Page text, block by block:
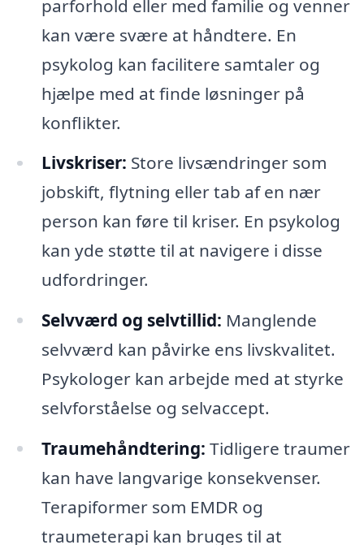
parforhold eller med familie og venner
kan være svære at håndtere. En
psykolog kan facilitere samtaler og
hjælpe med at finde løsninger på
konflikter.
Livskriser: Store livsændringer som
jobskift, flytning eller tab af en nær
person kan føre til kriser. En psykolog
kan yde støtte til at navigere i disse
udfordringer.
Selvværd og selvtillid: Manglende
selvværd kan påvirke ens livskvalitet.
Psykologer kan arbejde med at styrke
selvforståelse og selvaccept.
Traumehåndtering: Tidligere traumer
kan have langvarige konsekvenser.
Terapiformer som EMDR og
traumeterapi kan bruges til at